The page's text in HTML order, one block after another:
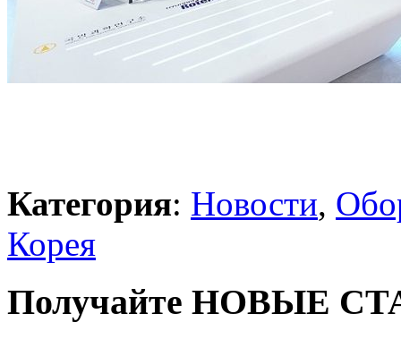
Категория: Новости,
Корея
Получайте НОВЫЕ